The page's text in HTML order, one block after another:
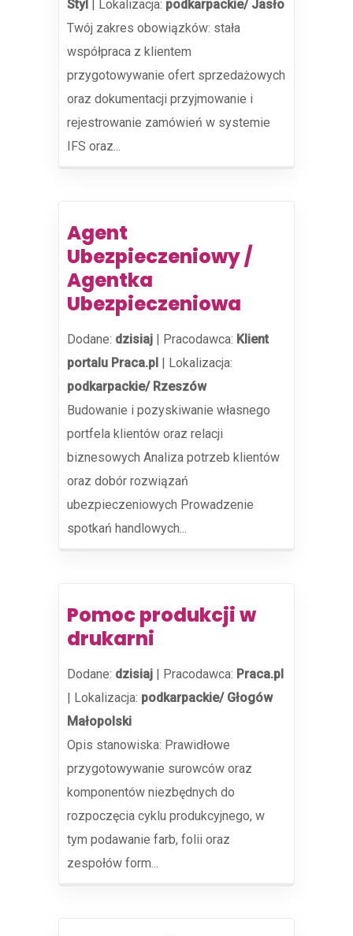
Styl Lokalizacja: podkarpackie/ Jasło
Twój zakres obowiązków: stała
współpraca z klientem
przygotowywanie ofert sprzedażowych
oraz dokumentacji przyjmowanie i
rejestrowanie zamówień w systemie
IFS oraz...
Agent
Ubezpieczeniowy /
Agentka
Ubezpieczeniowa
Dodane: dzisiaj | Pracodawca: Klient
portalu Praca.pl | Lokalizacja:
podkarpackie/ Rzeszów
Budowanie i pozyskiwanie własnego
portfela klientów oraz relacji
biznesowych Analiza potrzeb klientów
oraz dobór rozwiązań
ubezpieczeniowych Prowadzenie
spotkań handlowych...
Pomoc produkcji w
drukarni
Dodane: dzisiaj | Pracodawca: Praca.pl
| Lokalizacja: podkarpackie/ Głogów
Małopolski
Opis stanowiska: Prawidłowe
przygotowywanie surowców oraz
komponentów niezbędnych do
rozpoczęcia cyklu produkcyjnego, w
tym podawanie farb, folii oraz
zespołów form...